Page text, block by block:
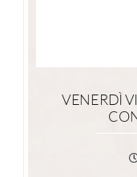
VENERDÌ